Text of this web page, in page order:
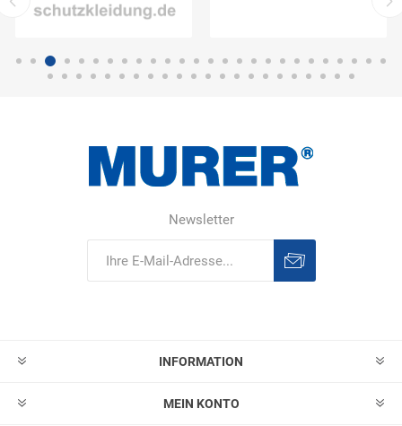
Newsletter
INFORMATION
MEIN KONTO